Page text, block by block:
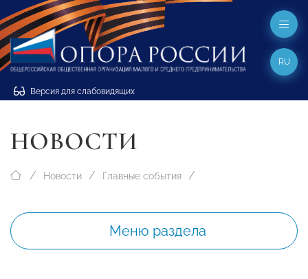
Версия для слабовидящих
RU
НОВОСТИ
Новости Главные события
Меню раздела